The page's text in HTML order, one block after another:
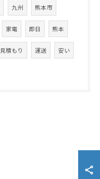
九州 熊本市
家電 即日 熊本
見積もり 運送 安い